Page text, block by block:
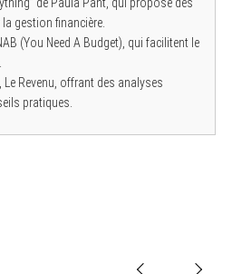
gestion financière.
(You Need A Budget), qui facilitent le
Le Revenu, offrant des analyses
pratiques.